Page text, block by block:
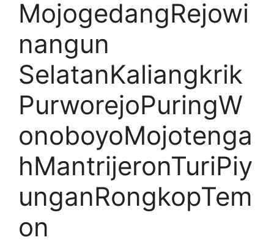
MojogedangRejowi
nangun
SelatanKaliangkrik
PurworejoPuringW
onoboyoMojotenga
hMantrijeronTuriPiy
unganRongkopTem
on